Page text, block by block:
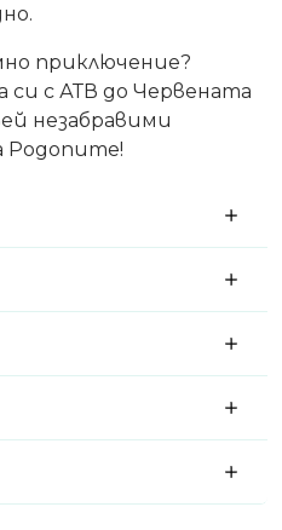
приключение?
си с АТВ до Червената
незабравими
Родопите!